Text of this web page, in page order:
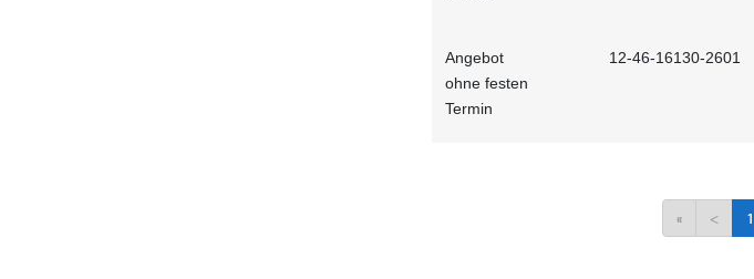
Angebot
ohne festen
Termin
12-46-16130-2601
« < 1